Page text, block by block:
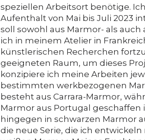
speziellen Arbeitsort benötige.
Aufenthalt von Mai bis Juli 2023
soll sowohl aus Marmor- als
ich in meinem Atelier in
künstlerischen Recherchen
geeigneten Raum, um dieses
konzipiere ich meine Arbeiten
bestimmten werkbezogenen
besteht aus Carrara-Marmor,
Marmor aus Portugal geschaffen
hingegen in schwarzen Marmor
die neue Serie, die ich